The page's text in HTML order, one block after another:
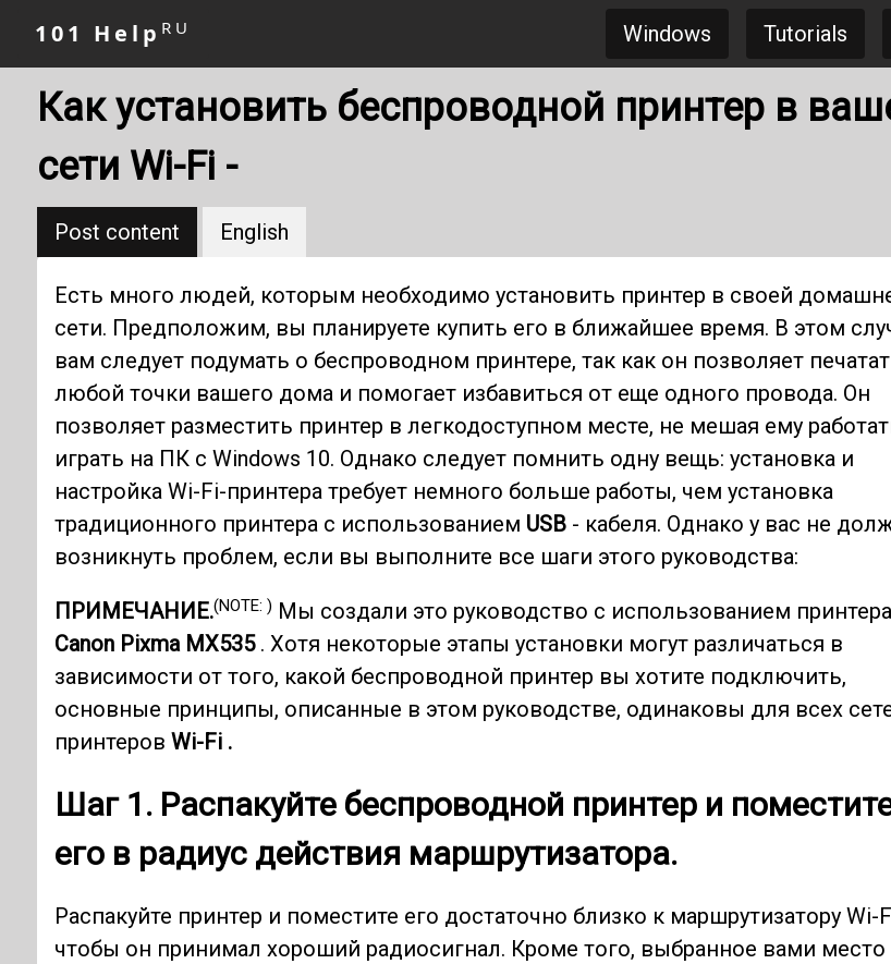
101 Help RU Windows Tutorials
Как установить беспроводной принтер в
сети Wi-Fi -
Post content English
Есть много людей, которым необходимо установить принтер в своей
сети. Предположим, вы планируете купить его в ближайшее время. В этом
вам следует подумать о беспроводном принтере, так как он позволяет
любой точки вашего дома и помогает избавиться от еще одного провода. Он
позволяет разместить принтер в легкодоступном месте, не мешая ему
играть на ПК с Windows 10. Однако следует помнить одну вещь: установка и
настройка Wi-Fi-принтера требует немного больше работы, чем установка
традиционного принтера с использованием USB- кабеля. Однако у вас не
возникнуть проблем, если вы выполните все шаги этого руководства:
ПРИМЕЧАНИЕ.(NOTE: ) Мы создали это руководство с использованием принтера
Canon Pixma MX535. Хотя некоторые этапы установки могут различаться в
зависимости от того, какой беспроводной принтер вы хотите подключить,
основные принципы, описанные в этом руководстве, одинаковы для всех
принтеров Wi-Fi .
Шаг 1. Распакуйте беспроводной принтер и
его в радиус действия маршрутизатора.
Распакуйте принтер и поместите его достаточно близко к маршрутизатору Wi-
чтобы он принимал хороший радиосигнал. Кроме того, выбранное вами место